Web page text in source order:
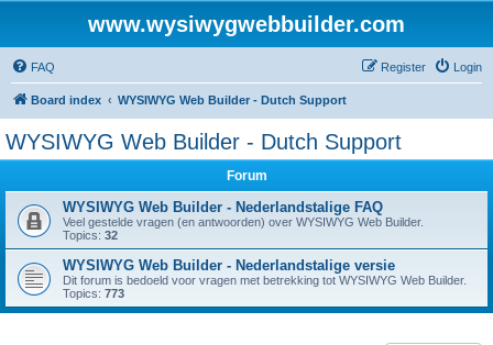
www.wysiwygwebbuilder.com
FAQ Login
Register
Board index WYSIWYG Web Builder - Dutch Support
WYSIWYG Web Builder - Dutch Support
Forum
WYSIWYG Web Builder - Nederlandstalige FAQ
Veel gestelde vragen (en antwoorden) over WYSIWYG Web Builder.
Topics: 32
WYSIWYG Web Builder - Nederlandstalige versie
Dit forum is bedoeld voor vragen met betrekking tot WYSIWYG Web Builder.
Topics: 773